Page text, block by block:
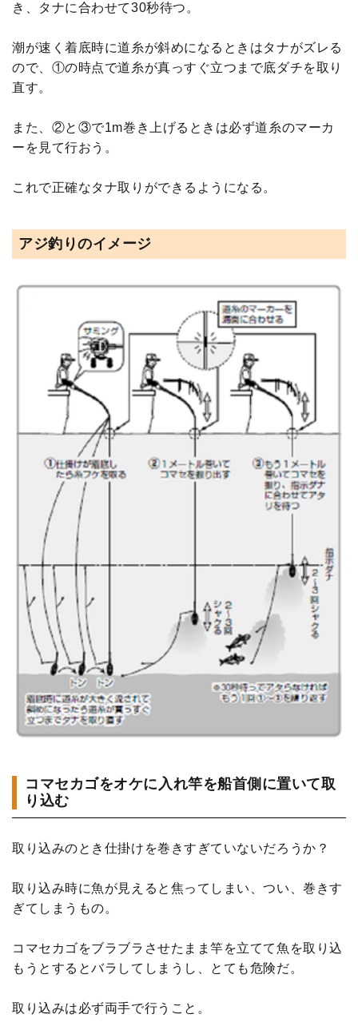
き、タナに合わせて30秒待つ。
潮が速く着底時に道糸が斜めになるときはタナがズレる
ので、①の時点で道糸が真っすぐ立つまで底ダチを取り
直す。
また、②と③で1m巻き上げるときは必ず道糸のマーカ
ーを見て行おう。
これで正確なタナ取りができるようになる。
アジ釣りのイメージ
コマセカゴをオケに入れ竿を船首側に置いて取
り込む
取り込みのとき仕掛けを巻きすぎていないだろうか？
取り込み時に魚が見えると焦ってしまい、つい、巻きす
ぎてしまうもの。
コマセカゴをブラブラさせたまま竿を立てて魚を取り込
もうとするとバラしてしまうし、とても危険だ。
取り込みは必ず両手で行うこと。